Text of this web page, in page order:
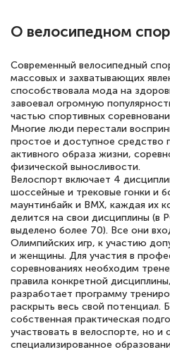
О велосипедном
Современный велосипедный
массовых и захватывающих
способствовала мода на
завоевал огромную
частью спортивных
Многие люди перестали
простое и доступное средство
активного образа жизни,
физической выносливости.
Велоспорт включает 4
шоссейные и трековые гонки и
маунтинбайк и BMX, каждая их
делится на свои дисциплины (в
выделено более 70). Все они
Олимпийских игр, к участию
и женщины. Для участия в
соревнованиях необходим
правила конкретной
разработает программу
раскрыть весь свой потенциал.
собственная практическая
участвовать в велоспорте, но и
специализированное